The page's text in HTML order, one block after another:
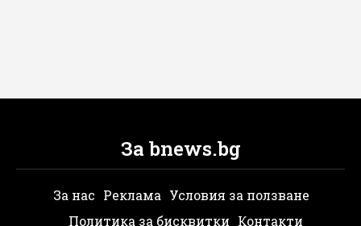
За bnews.bg
За нас Реклама Условия за ползване
Политика за бисквитки Контакти